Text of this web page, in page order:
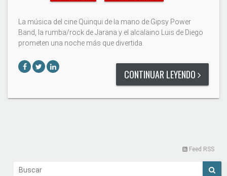
La música del cine Quinqui de la mano de Gipsy Power
Band, la rumba/rock de Jarana y el alcalaino Luis de Diego
prometen una noche más que divertida.
CONTINUAR LEYENDO
Feed RSS